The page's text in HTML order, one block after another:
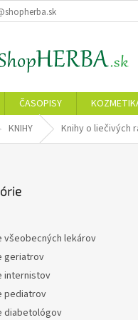
ČASOPISY
KNIHY Knihy o liečivých
všeobecných lekárov
geriatrov
internistov
pediatrov
diabetológov